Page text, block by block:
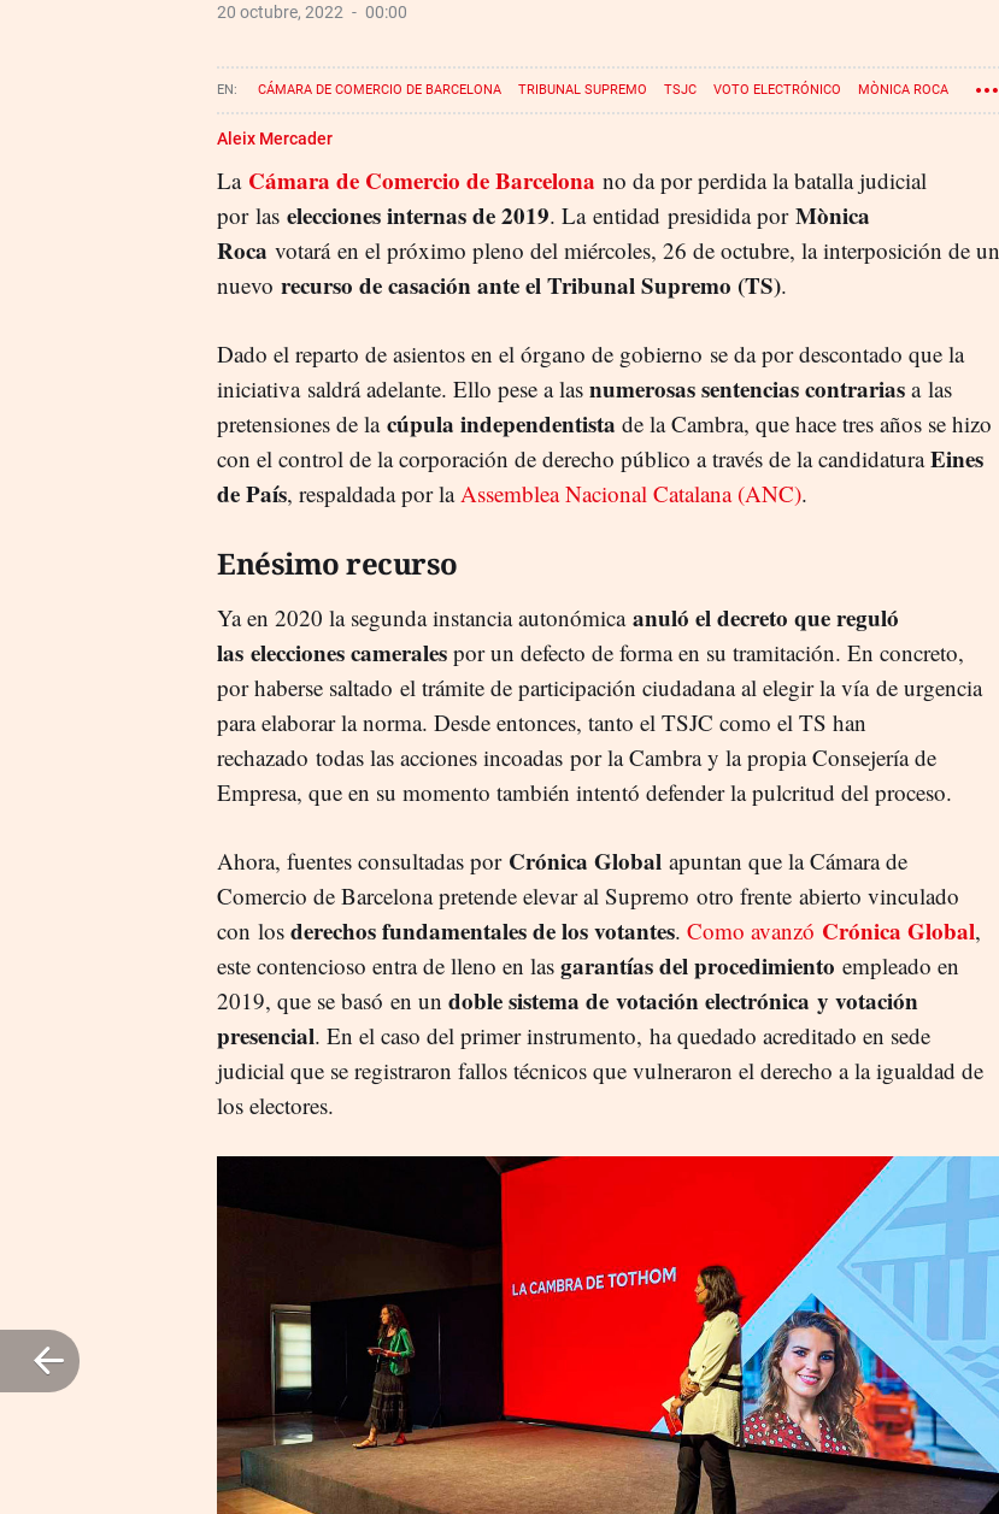
20 octubre, 2022 00:00
CÁMARA DE COMERCIO DE BARCELONA TRIBUNAL SUPREMO TSJC VOTO ELECTRÓNICO MÒNICA ROCA
Aleix Mercader
La Cámara de Comercio de Barcelona no da por perdida la batalla judicial
por las elecciones internas de 2019. La entidad presidida por Mònica
Roca votará en el próximo pleno del miércoles, 26 de octubre, la interposición de un
nuevo recurso de casación ante el Tribunal Supremo (TS).
Dado el reparto de asientos en el órgano de gobierno se da por descontado que la
iniciativa saldrá adelante. Ello pese a las numerosas sentencias contrarias a las
pretensiones de lacúpula independentista de la Cambra, que hace tres años se hizo
con el control de la corporación de derecho público a través de la candidaturaEines
de País, respaldada por la Assemblea Nacional Catalana (ANC).
Enésimo recurso
Ya en 2020 la segunda instancia autonómica anuló el decreto que reguló
las elecciones camerales por un defecto de forma en su tramitación. En concreto,
por haberse saltado el trámite de participación ciudadana al elegir la vía de urgencia
para elaborar la norma. Desde entonces, tanto el TSJC como el TS han
rechazado todas las acciones incoadas por la Cambra y la propia Consejería de
Empresa, que en su momento también intentó defender la pulcritud del proceso.
Ahora, fuentes consultadas por Crónica Global apuntan que la Cámara de
Comercio de Barcelona pretende elevar al Supremo otro frente abierto vinculado
con los derechos fundamentales de los votantes. Como avanzó Crónica Global,
este contencioso entra de lleno en las garantías del procedimiento empleado en
2019, que se basó en un doble sistema de votación electrónica y votación
presencial. En el caso del primer instrumento, ha quedado acreditado en sede
judicial que se registraron fallos técnicos que vulneraron el derecho a la igualdad de
los electores.